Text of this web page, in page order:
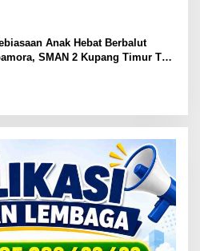
Anak Hebat Berbalut
SMAN 2 Kupang Timur Tuai